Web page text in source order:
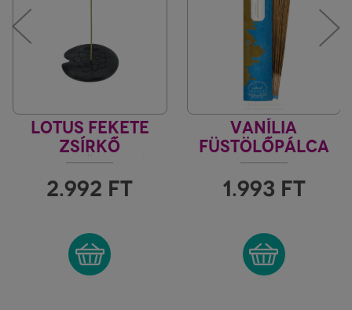
LOTUS FEKETE
ZSÍRKŐ
FÜSTÖLŐTARTÓ /
FÜSTÖLŐÉGETŐ
2.992 FT
VANÍLIA
FÜSTÖLŐPÁLCA
MISZTIKUS INDIA
1.993 FT